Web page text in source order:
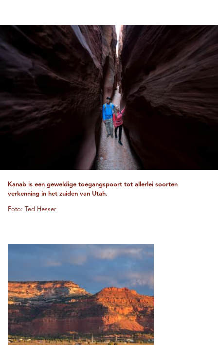
Kanab is een geweldige toegangspoort tot allerlei soorten
verkenning in het zuiden van Utah.
Foto: Ted Hesser